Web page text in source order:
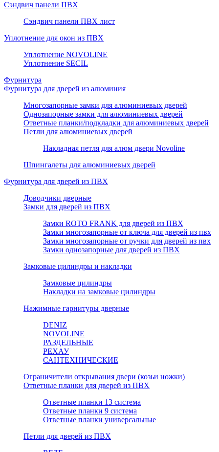
Сэндвич панели ПВХ
Сэндвич панели ПВХ лист
Уплотнение для окон из ПВХ
Уплотнение NOVOLINE
Уплотнение SECIL
Фурнитура
Фурнитура для дверей из алюминия
Многозапорные замки для алюминиевых дверей
Однозапорные замки для алюминиевых дверей
Ответные планки/подкладки для алюминиевых дверей
Петли для алюминиевых дверей
Накладная петля для алюм двери Novoline
Шпингалеты для алюминиевых дверей
Фурнитура для дверей из ПВХ
Доводчики дверные
Замки для дверей из ПВХ
Замки ROTO FRANK для дверей из ПВХ
Замки многозапорные от ключа для дверей из пвх
Замки многозапорные от ручки для дверей из пвх
Замки однозапорные для дверей из ПВХ
Замковые цилиндры и накладки
Замковые цилиндры
Накладки на замковые цилиндры
Нажимные гарнитуры дверные
DENIZ
NOVOLINE
РАЗДЕЛЬНЫЕ
РЕХАУ
САНТЕХНИЧЕСКИЕ
Ограничители открывания двери (козьи ножки)
Ответные планки для дверей из ПВХ
Ответные планки 13 система
Ответные планки 9 система
Ответные планки универсальные
Петли для дверей из ПВХ